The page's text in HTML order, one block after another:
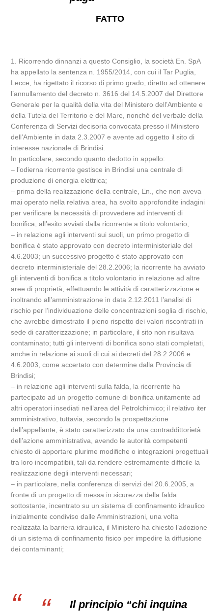
FATTO
1. Ricorrendo dinnanzi a questo Consiglio, la società En. SpA
ha appellato la sentenza n. 1955/2014, con cui il Tar Puglia,
Lecce, ha rigettato il ricorso di primo grado, diretto ad ottenere
l’annullamento del decreto n. 3616 del 14.5.2007 del Direttore
Generale per la qualità della vita del Ministero dell’Ambiente e
della Tutela del Territorio e del Mare, nonché del verbale della
Conferenza di Servizi decisoria convocata presso il Ministero
dell’Ambiente in data 2.3.2007 e avente ad oggetto il sito di
interesse nazionale di Brindisi.
In particolare, secondo quanto dedotto in appello:
– l’odierna ricorrente gestisce in Brindisi una centrale di
produzione di energia elettrica;
– prima della realizzazione della centrale, En., che non aveva
mai operato nella relativa area, ha svolto approfondite indagini
per verificare la necessità di provvedere ad interventi di
bonifica, all’esito avviati dalla ricorrente a titolo volontario;
– in relazione agli interventi sui suoli, un primo progetto di
bonifica è stato approvato con decreto interministeriale del
4.6.2003; un successivo progetto è stato approvato con
decreto interministeriale del 28.2.2006; la ricorrente ha avviato
gli interventi di bonifica a titolo volontario in relazione ad altre
aree di proprietà, effettuando le attività di caratterizzazione e
inoltrando all’amministrazione in data 2.12.2011 l’analisi di
rischio per l’individuazione delle concentrazioni soglia di rischio,
che avrebbe dimostrato il pieno rispetto dei valori riscontrati in
sede di caratterizzazione; in particolare, il sito non risultava
contaminato; tutti gli interventi di bonifica sono stati completati,
anche in relazione ai suoli di cui ai decreti del 28.2.2006 e
4.6.2003, come accertato con determine dalla Provincia di
Brindisi;
– in relazione agli interventi sulla falda, la ricorrente ha
partecipato ad un progetto comune di bonifica unitamente ad
altri operatori insediati nell’area del Petrolchimico; il relativo iter
amministrativo, tuttavia, secondo la prospettazione
dell’appellante, è stato caratterizzato da una contraddittorietà
dell’azione amministrativa, avendo le autorità competenti
chiesto di apportare plurime modifiche o integrazioni progettuali
tra loro incompatibili, tali da rendere estremamente difficile la
realizzazione degli interventi necessari;
– in particolare, nella conferenza di servizi del 20.6.2005, a
fronte di un progetto di messa in sicurezza della falda
sottostante, incentrato su un sistema di confinamento idraulico
inizialmente condiviso dalle Amministrazioni, una volta
realizzata la barriera idraulica, il Ministero ha chiesto l’adozione
di un sistema di confinamento fisico per impedire la diffusione
dei contaminanti;
Il principio “chi inquina